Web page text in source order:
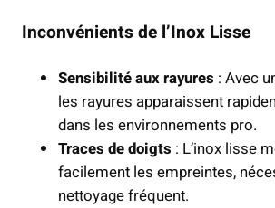
Inconvénients de l’Inox Lisse
Sensibilité aux rayures : Avec
les rayures apparaissent
dans les environnements pro.
Traces de doigts : L’inox lisse
facilement les empreintes,
nettoyage fréquent.